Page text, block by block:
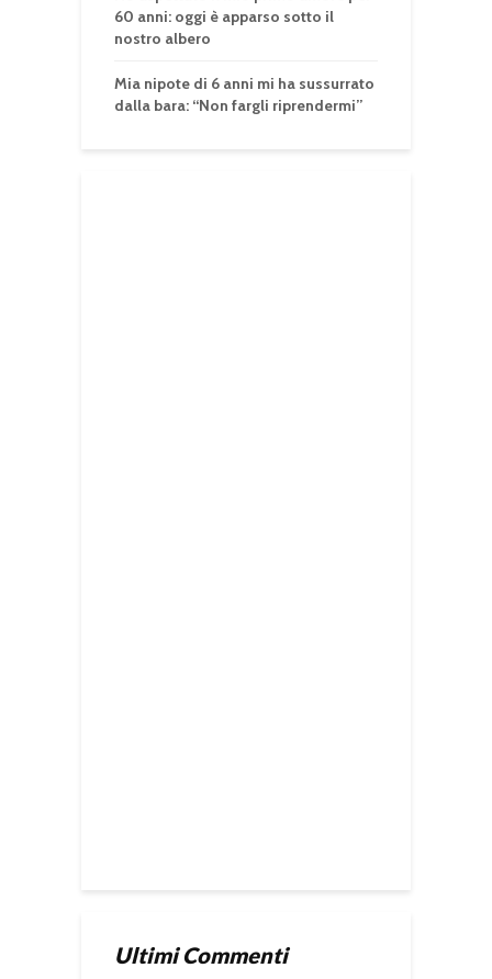
60 anni: oggi è apparso sotto il
nostro albero
Mia nipote di 6 anni mi ha sussurrato
dalla bara: “Non fargli riprendermi”
Ultimi Commenti